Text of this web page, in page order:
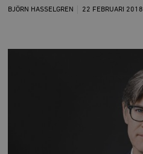
BJÖRN HASSELGREN 22 FEBRUARI 2018